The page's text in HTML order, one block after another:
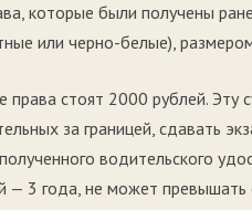
которые были получены
или черно-белые),
права стоят 2000 рублей.
за границей, сдавать
водительского
— 3 года, не может превышать